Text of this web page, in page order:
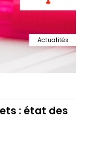
Actualités
: état des